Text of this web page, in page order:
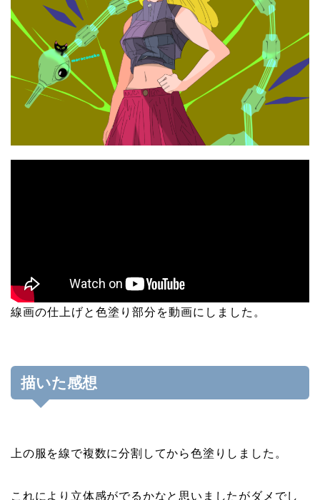
線画の仕上げと色塗り部分を動画にしました。
描いた感想
上の服を線で複数に分割してから色塗りしました。
これにより立体感がでるかなと思いましたがダメでし